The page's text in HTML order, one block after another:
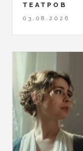
ТЕАТРОВ
03.08.2026